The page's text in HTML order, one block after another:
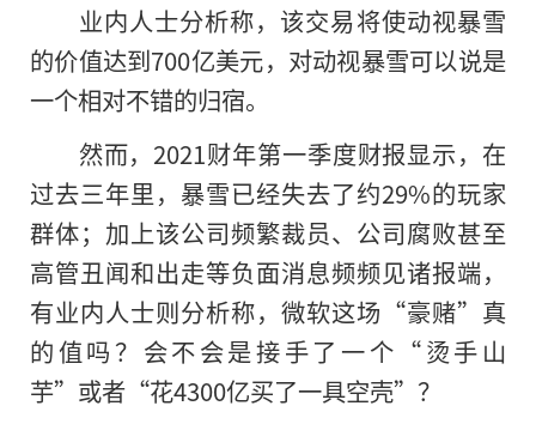
业内人士分析称，该交易将使动视暴雪
的价值达到700亿美元，对动视暴雪可以说是
一个相对不错的归宿。
然而，2021财年第一季度财报显示，在
过去三年里，暴雪已经失去了约29%的玩家
群体；加上该公司频繁裁员、公司腐败甚至
高管丑闻和出走等负面消息频频见诸报端，
有业内人士则分析称，微软这场“豪赌”真
的值吗？会不会是接手了一个“烫手山
芋”或者“花4300亿买了一具空壳”？